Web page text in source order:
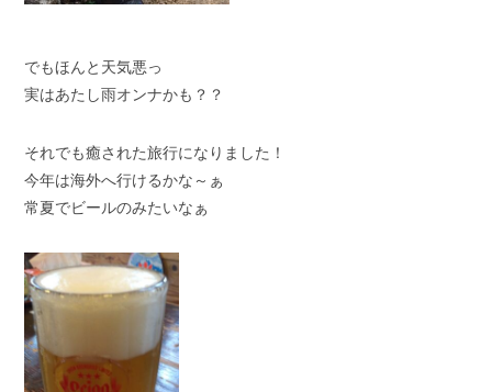
でもほんと天気悪っ
実はあたし雨オンナかも？？
それでも癒された旅行になりました！
今年は海外へ行けるかな～ぁ
常夏でビールのみたいなぁ